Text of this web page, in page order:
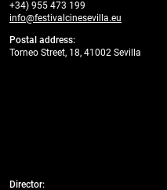
+34) 955 473 199
info@festivalcinesevilla.eu
Postal address:
Torneo Street, 18, 41002 Sevilla
Director: